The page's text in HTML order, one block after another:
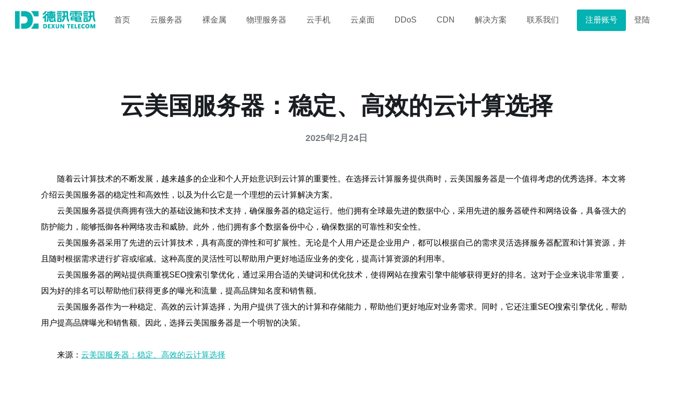
首页 云服务器 裸金属 物理服务器 云手机 云桌面 DDoS CDN 解决方案 联系我们 注册账号 登陆
云美国服务器：稳定、高效的云计算选择
2025年2月24日
随着云计算技术的不断发展，越来越多的企业和个人开始意识到云计算的重要性。在选择云计算服务提供商时，云美国服务器是一个值得考虑的优秀选择。本文将
介绍云美国服务器的稳定性和高效性，以及为什么它是一个理想的云计算解决方案。
云美国服务器提供商拥有强大的基础设施和技术支持，确保服务器的稳定运行。他们拥有全球最先进的数据中心，采用先进的服务器硬件和网络设备，具备强大的
防护能力，能够抵御各种网络攻击和威胁。此外，他们拥有多个数据备份中心，确保数据的可靠性和安全性。
云美国服务器采用了先进的云计算技术，具有高度的弹性和可扩展性。无论是个人用户还是企业用户，都可以根据自己的需求灵活选择服务器配置和计算资源，并
且随时根据需求进行扩容或缩减。这种高度的灵活性可以帮助用户更好地适应业务的变化，提高计算资源的利用率。
云美国服务器的网站提供商重视SEO搜索引擎优化，通过采用合适的关键词和优化技术，使得网站在搜索引擎中能够获得更好的排名。这对于企业来说非常重要，
因为好的排名可以帮助他们获得更多的曝光和流量，提高品牌知名度和销售额。
云美国服务器作为一种稳定、高效的云计算选择，为用户提供了强大的计算和存储能力，帮助他们更好地应对业务需求。同时，它还注重SEO搜索引擎优化，帮助
用户提高品牌曝光和销售额。因此，选择云美国服务器是一个明智的决策。
来源： 云美国服务器：稳定、高效的云计算选择